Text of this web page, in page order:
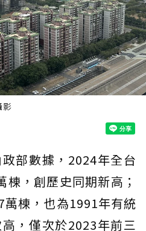
影
部數據，2024年全台
，創歷史同期新高；
棟，也為1991年有統
，僅次於2023年前三